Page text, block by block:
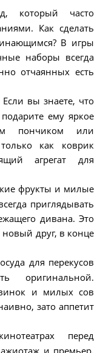
который часто
Как сделать
В игры
наборы всегда
отчаянных есть
Если вы знаете, что
ему яркое
пончиком или
как коврик
агрегат для
фрукты и милые
приглядывать
дивана. Это
друг, в конце
для перекусов
оригинальной.
и милых сов
зато аппетит
перед